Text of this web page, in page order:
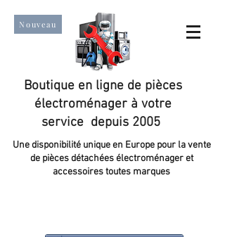
Nouveau
Boutique en ligne de pièces
électroménager à votre
service depuis 2005
Une disponibilité unique en Europe pour la vente
de pièces détachées électroménager et
accessoires toutes marques